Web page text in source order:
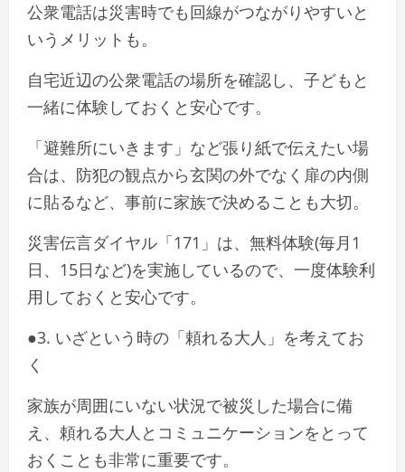
公衆電話は災害時でも回線がつながりやすいと
いうメリットも。
自宅近辺の公衆電話の場所を確認し、子どもと
一緒に体験しておくと安心です。
「避難所にいきます」など張り紙で伝えたい場
合は、防犯の観点から玄関の外でなく扉の内側
に貼るなど、事前に家族で決めることも大切。
災害伝言ダイヤル「171」は、無料体験(毎月1
日、15日など)を実施しているので、一度体験利
用しておくと安心です。
●3. いざという時の「頼れる大人」を考えてお
く
家族が周囲にいない状況で被災した場合に備
え、頼れる大人とコミュニケーションをとって
おくことも非常に重要です。